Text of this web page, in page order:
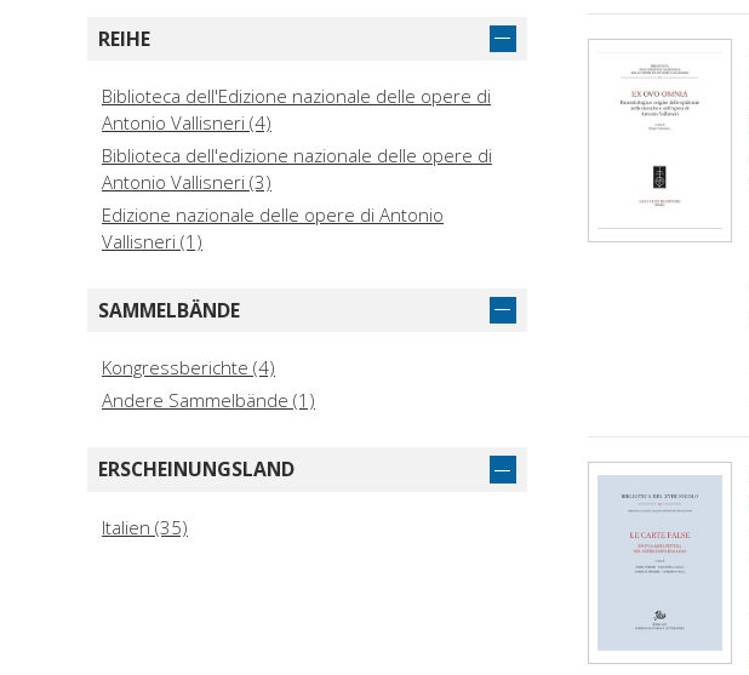
REIHE
Biblioteca dell'Edizione nazionale delle opere di
Antonio Vallisneri (4)
Biblioteca dell'edizione nazionale delle opere di
Antonio Vallisneri (3)
Edizione nazionale delle opere di Antonio
Vallisneri (1)
SAMMELBÄNDE
Kongressberichte (4)
Andere Sammelbände (1)
ERSCHEINUNGSLAND
Italien (35)